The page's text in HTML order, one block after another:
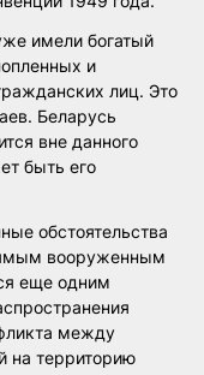
имели богатый
и
лиц. Это
Беларусь
вне данного
быть его
обстоятельства
вооруженным
еще одним
между
на территорию